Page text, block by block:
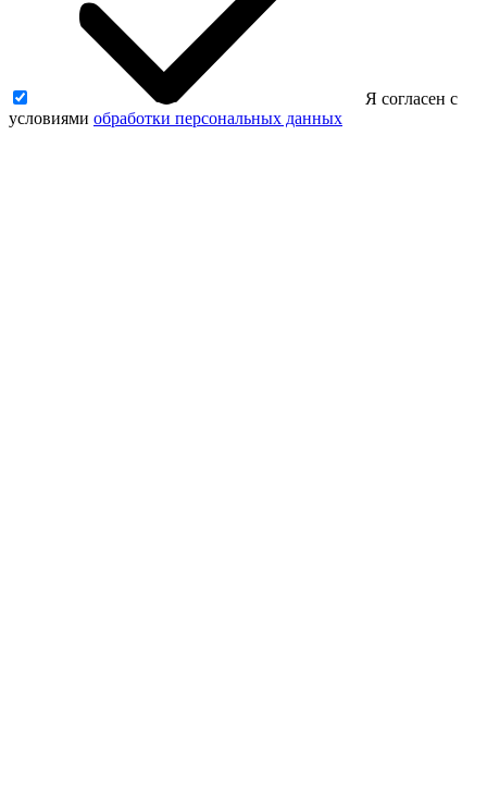
Я согласен с
условиями обработки персональных данных